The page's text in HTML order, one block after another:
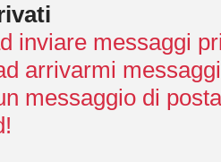
inviare messaggi
arrivarmi
messaggio di